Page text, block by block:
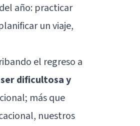
año: practicar
un viaje,
el regreso a
dificultosa y
más que
nuestros